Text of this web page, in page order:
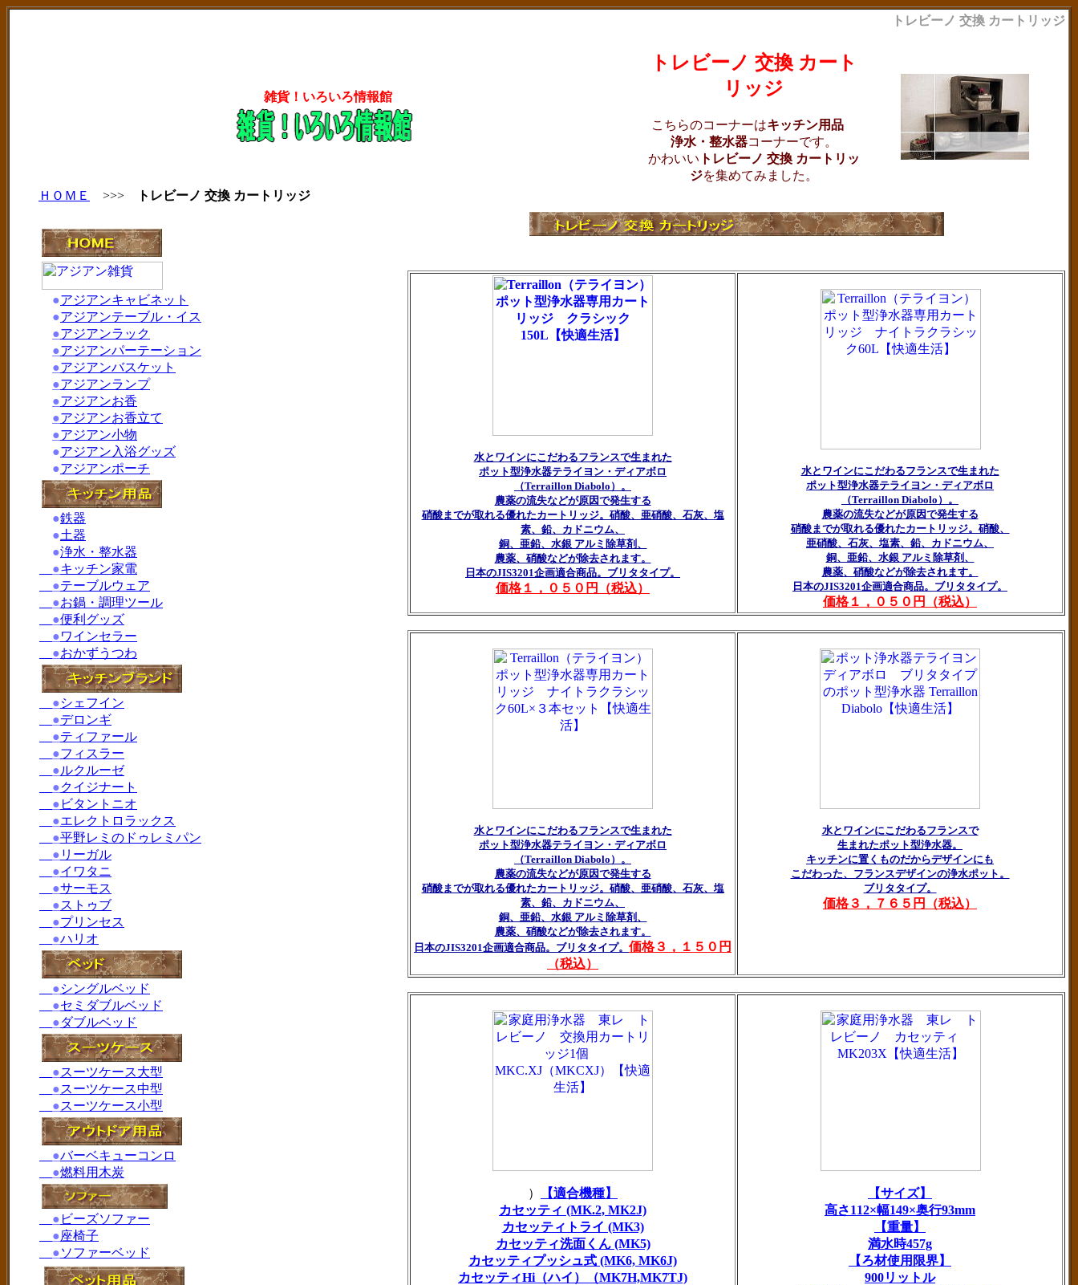
トレビーノ 交換 カートリッジ
雑貨！いろいろ情報館
トレビーノ 交換 カート
リッジ
こちらのコーナーはキッチン用品
浄水・整水器コーナーです。
かわいい トレビーノ 交換 カートリッ
ジを集めてみました。
ＨＯＭＥ
>>> トレビーノ 交換 カートリッジ
水とワインにこだわるフランスで生まれた
ポット型浄水器テライヨン・ディアボロ
（Terraillon Diabolo）。
農薬の流失などが原因で発生する
硝酸までが取れる優れたカートリッジ。硝酸、亜硝酸、石灰、塩
素、鉛、カドニウム、
銅、亜鉛、水銀 アルミ除草剤、
農薬、硝酸などが除去されます。
日本のJIS3201企画適合商品。ブリタタイプ。
価格１，０５０円（税込）
水とワインにこだわるフランスで生まれた
ポット型浄水器テライヨン・ディアボロ
（Terraillon Diabolo）。
農薬の流失などが原因で発生する
硝酸までが取れる優れたカートリッジ。硝酸、
亜硝酸、石灰、塩素、鉛、カドニウム、
銅、亜鉛、水銀 アルミ除草剤、
農薬、硝酸などが除去されます。
日本のJIS3201企画適合商品。ブリタタイプ。
価格１，０５０円（税込）
水とワインにこだわるフランスで生まれた
ポット型浄水器テライヨン・ディアボロ
（Terraillon Diabolo）。
農薬の流失などが原因で発生する
硝酸までが取れる優れたカートリッジ。硝酸、亜硝酸、石灰、塩
素、鉛、カドニウム、
銅、亜鉛、水銀 アルミ除草剤、
農薬、硝酸などが除去されます。
日本のJIS3201企画適合商品。ブリタタイプ。 価格３，１５０円
（税込）
水とワインにこだわるフランスで
生まれたポット型浄水器。
キッチンに置くものだからデザインにも
こだわった、フランスデザインの浄水ポット。
ブリタタイプ。
価格３，７６５円（税込）
）
【適合機種】
カセッティ (MK.2, MK2J)
カセッティトライ (MK3)
カセッティ洗面くん (MK5)
カセッティプッシュ式 (MK6, MK6J)
カセッティHi（ハイ）（MK7H,MK7TJ)
【サイズ】
高さ112×幅149×奥行93mm
【重量】
満水時457g
【ろ材使用限界】
900リットル
●アジアンキャビネット
●アジアンテーブル・イス
●アジアンラック
●アジアンパーテーション
●アジアンバスケット
●アジアンランプ
●アジアンお香
●アジアンお香立て
●アジアン小物
●アジアン入浴グッズ
●アジアンポーチ
●鉄器
●土器
●浄水・整水器
●キッチン家電
●テーブルウェア
●お鍋・調理ツール
●便利グッズ
●ワインセラー
●おかずうつわ
●シェフイン
●デロンギ
●ティファール
●フィスラー
●ルクルーゼ
●クイジナート
● ビタントニオ
●エレクトロラックス
●平野レミのドゥレミパン
● リーガル
●イワタニ
●サーモス
●ストゥブ
●プリンセス
●ハリオ
●シングルベッド
●セミダブルベッド
●ダブルベッド
●スーツケース大型
●スーツケース中型
●スーツケース小型
●バーベキューコンロ
●燃料用木炭
● ビーズソファー
●座椅子
●ソファーベッド